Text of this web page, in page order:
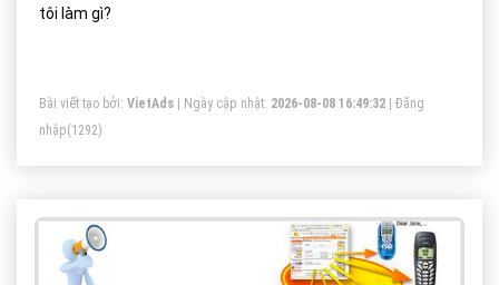
tôi làm gì?
Bài viết tạo bởi: VietAds | Ngày cập nhật: 2026-08-08 16:49:32
Đăng
nhập(1292)